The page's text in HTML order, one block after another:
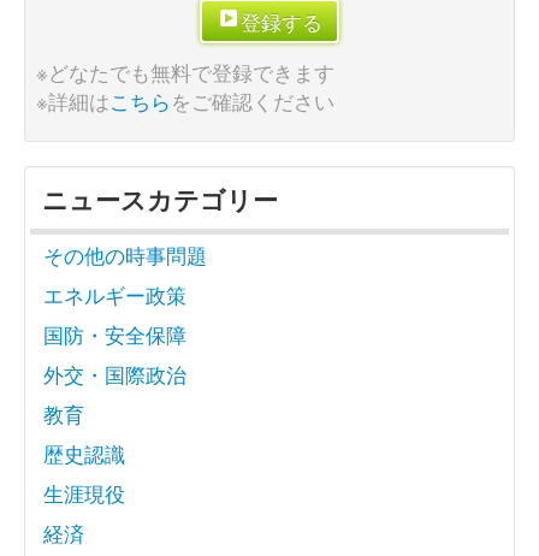
登録する
※どなたでも無料で登録できます
※詳細はこちらをご確認ください
ニュースカテゴリー
その他の時事問題
エネルギー政策
国防・安全保障
外交・国際政治
教育
歴史認識
生涯現役
経済